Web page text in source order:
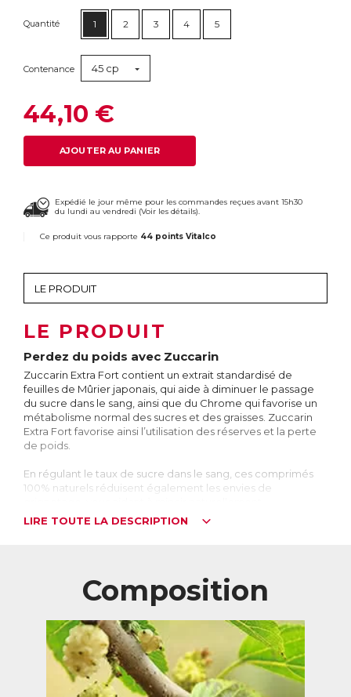
Quantité 1 2 3 4 5
Contenance 45 cp
44,10 €
AJOUTER AU PANIER
Expédié le jour même pour les commandes reçues avant 15h30
du lundi au vendredi (Voir les détails).
Ce produit vous rapporte 44 points Vitalco
LE PRODUIT
Perdez du poids avec Zuccarin
Zuccarin Extra Fort contient un extrait standardisé de
feuilles de Mûrier japonais, qui aide à diminuer le passage
du sucre dans le sang, ainsi que du Chrome qui favorise un
métabolisme normal des sucres et des graisses. Zuccarin
Extra Fort favorise ainsi l’utilisation des réserves et la perte
de poids.
En régulant le taux de sucre dans le sang, ces comprimés
100% naturels réduisent également les envies de
Le foie transforme les graisses et les sucres en triglycérides,
qui sont ensuite stockés dans les cellules adipeuses,
généralement situées sur le ventre ou les cuisses. Si les
apports en graisses et en sucres se poursuivent, les cellules
adipeuses se multiplient pour augmenter la capacité de
stockage, entraînant une prise de poids et la formation de
LIRE TOUTE LA DESCRIPTION
Composition